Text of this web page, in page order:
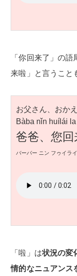
「你回来了」の
来啦」と言うこと
お父さん、おか
Bàba nǐn huílái la
爸爸、您回
バーバー ニン フゥイラ
「啦」は状況の変
情的なニュアンス